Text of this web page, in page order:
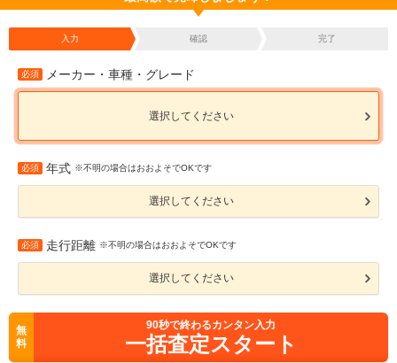
入力 確認 完了
必須 メーカー・車種・グレード
選択してください
必須 年式 ※不明の場合はおおよそでOKです
選択してください
必須 走行距離 ※不明の場合はおおよそでOKです
選択してください
無
料
90秒で終わるカンタン入力
一括査定スタート